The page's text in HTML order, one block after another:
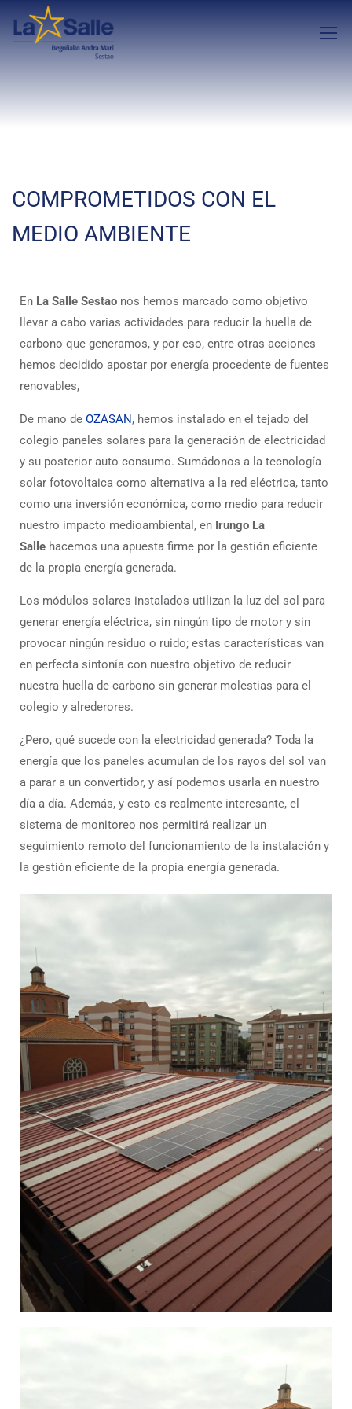
COMPROMETIDOS CON EL
MEDIO AMBIENTE
En La Salle Sestao nos hemos marcado como objetivo
llevar a cabo varias actividades para reducir la huella de
carbono que generamos, y por eso, entre otras acciones
hemos decidido apostar por energía procedente de fuentes
renovables,
De mano de OZASAN, hemos instalado en el tejado del
colegio paneles solares para la generación de electricidad
y su posterior auto consumo. Sumádonos a la tecnología
solar fotovoltaica como alternativa a la red eléctrica, tanto
como una inversión económica, como medio para reducir
nuestro impacto medioambiental, en Irungo La
Salle hacemos una apuesta firme por la gestión eficiente
de la propia energía generada.
Los módulos solares instalados utilizan la luz del sol para
generar energía eléctrica, sin ningún tipo de motor y sin
provocar ningún residuo o ruido; estas características van
en perfecta sintonía con nuestro objetivo de reducir
nuestra huella de carbono sin generar molestias para el
colegio y alrederores.
¿Pero, qué sucede con la electricidad generada? Toda la
energía que los paneles acumulan de los rayos del sol van
a parar a un convertidor, y así podemos usarla en nuestro
día a día. Además, y esto es realmente interesante, el
sistema de monitoreo nos permitirá realizar un
seguimiento remoto del funcionamiento de la instalación y
la gestión eficiente de la propia energía generada.